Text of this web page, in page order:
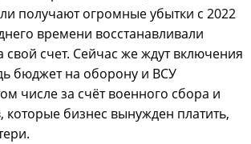
получают огромные убытки с 2022
времени восстанавливали
свой счет. Сейчас же ждут включения
бюджет на оборону и ВСУ
числе за счёт военного сбора и
которые бизнес вынужден платить,